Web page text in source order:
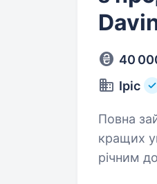
40
Іріс
Повна
кращих
річним